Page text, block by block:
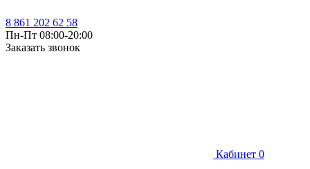
8 861 202 62 58
Пн-Пт 08:00-20:00
Заказать звонок
Кабинет 0